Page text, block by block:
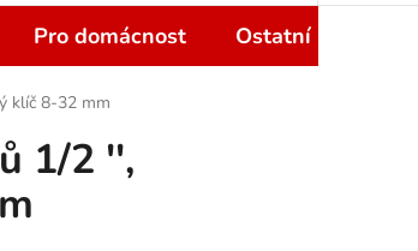
Pro domácnost Ostatní
klíč 8-32 mm
1/2 '',